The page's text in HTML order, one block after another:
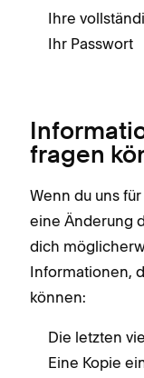
Ihre
Ihr Passwort
fragen
Wenn du uns
eine Änderung
dich
Informationen,
können:
Die letzten
Eine Kopie